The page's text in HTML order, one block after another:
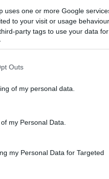
uses one or more Google
to your visit or usage
party tags to use your data
Outs
of my personal data.
my Personal Data.
my Personal Data for Targeted
ben csatlakozott a Fid...
MARI
Mari, a nemzet színésze és a
Színház pénteken az MTI-vel.
18|Eger ügye